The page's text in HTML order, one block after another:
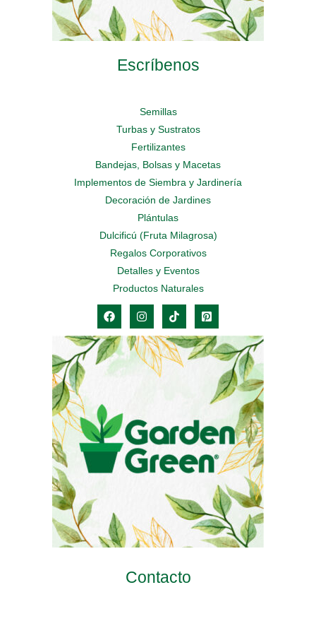
Escríbenos
Semillas
Turbas y Sustratos
Fertilizantes
Bandejas, Bolsas y Macetas
Implementos de Siembra y Jardinería
Decoración de Jardines
Plántulas
Dulcificú (Fruta Milagrosa)
Regalos Corporativos
Detalles y Eventos
Productos Naturales
Contacto